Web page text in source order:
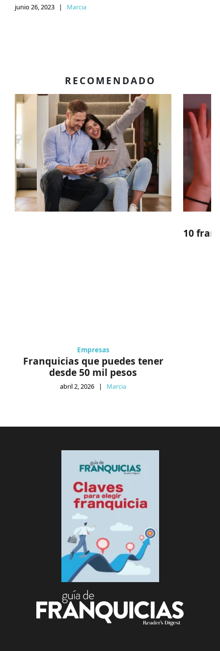
junio 26, 2023 | Marcia
RECOMENDADO
Empresas
Franquicias que puedes tener
desde 50 mil pesos
abril 2, 2026 | Marcia
10